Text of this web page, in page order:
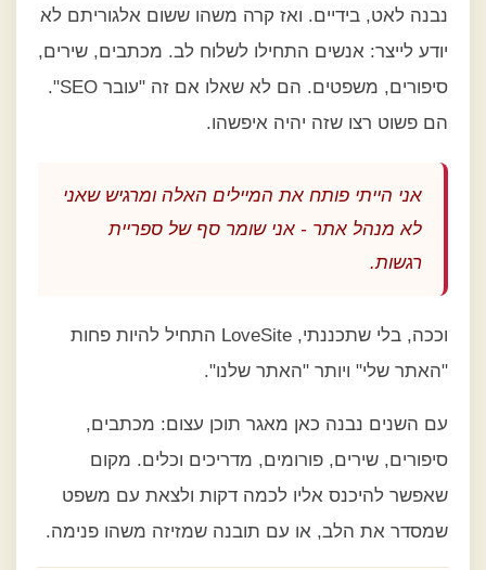
נבנה לאט, בידיים. ואז קרה משהו ששום אלגוריתם לא
יודע לייצר: אנשים התחילו לשלוח לב. מכתבים, שירים,
סיפורים, משפטים. הם לא שאלו אם זה "עובר SEO".
הם פשוט רצו שזה יהיה איפשהו.
אני הייתי פותח את המיילים האלה ומרגיש שאני
לא מנהל אתר - אני שומר סף של ספריית
רגשות.
וככה, בלי שתכננתי, LoveSite התחיל להיות פחות
"האתר שלי" ויותר "האתר שלנו".
עם השנים נבנה כאן מאגר תוכן עצום: מכתבים,
סיפורים, שירים, פורומים, מדריכים וכלים. מקום
שאפשר להיכנס אליו לכמה דקות ולצאת עם משפט
שמסדר את הלב, או עם תובנה שמזיזה משהו פנימה.